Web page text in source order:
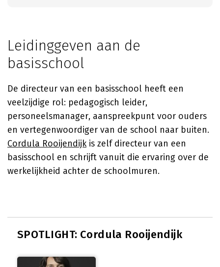
Leidinggeven aan de
basisschool
De directeur van een basisschool heeft een
veelzijdige rol: pedagogisch leider,
personeelsmanager, aanspreekpunt voor ouders
en vertegenwoordiger van de school naar buiten.
Cordula Rooijendijkis zelf directeur van een
basisschool en schrijft vanuit die ervaring over de
werkelijkheid achter de schoolmuren.
SPOTLIGHT: Cordula Rooijendijk